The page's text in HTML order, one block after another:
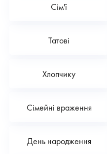
Сім'ї
Татові
Хлопчику
Сімейні враження
День народження